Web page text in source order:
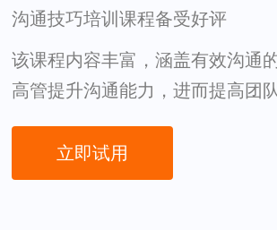
沟通技巧培训课程备受好评
该课程内容丰富，涵盖有效沟通
高管提升沟通能力，进而提高团
立即试用